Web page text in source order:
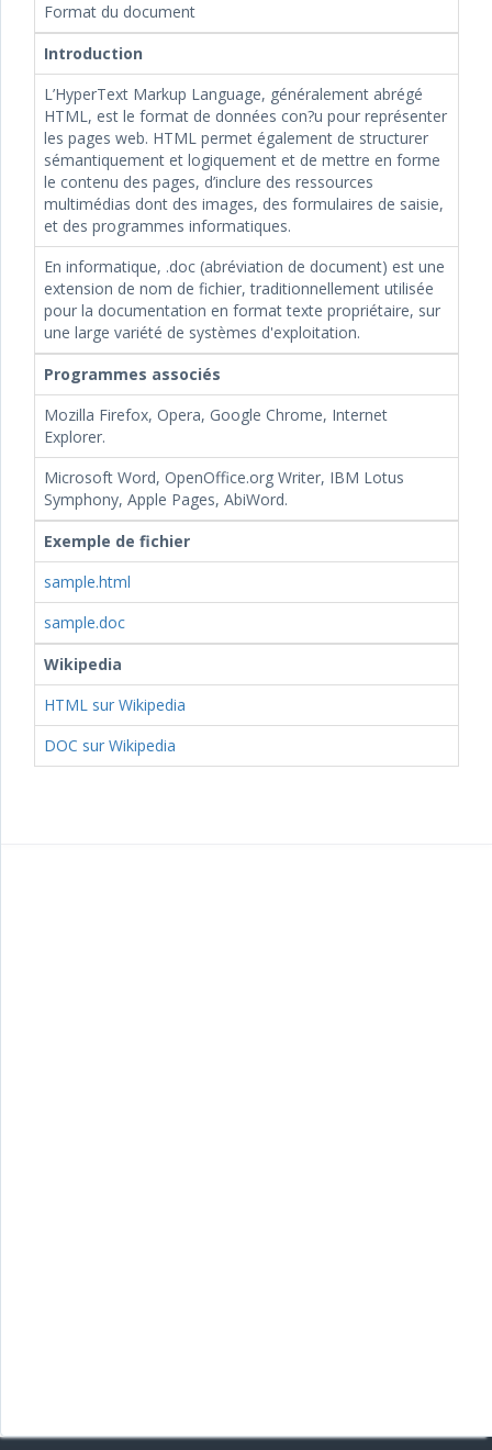
Format du document
Introduction
L’HyperText Markup Language, généralement abrégé
HTML, est le format de données con?u pour représenter
les pages web. HTML permet également de structurer
sémantiquement et logiquement et de mettre en forme
le contenu des pages, d’inclure des ressources
multimédias dont des images, des formulaires de saisie,
et des programmes informatiques.
En informatique, .doc (abréviation de document) est une
extension de nom de fichier, traditionnellement utilisée
pour la documentation en format texte propriétaire, sur
une large variété de systèmes d'exploitation.
Programmes associés
Mozilla Firefox, Opera, Google Chrome, Internet
Explorer.
Microsoft Word, OpenOffice.org Writer, IBM Lotus
Symphony, Apple Pages, AbiWord.
Exemple de fichier
sample.html
sample.doc
Wikipedia
HTML sur Wikipedia
DOC sur Wikipedia